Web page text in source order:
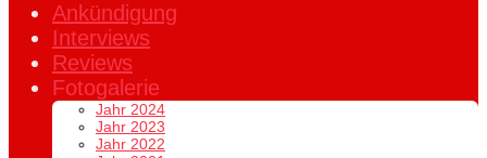
Ankündigung
Interviews
Reviews
Fotogalerie
Jahr 2024
Jahr 2023
Jahr 2022